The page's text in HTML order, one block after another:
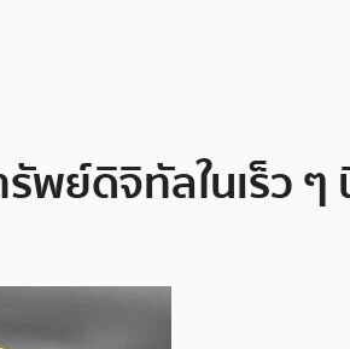
พย์ดิจิทัลในเร็ว ๆ